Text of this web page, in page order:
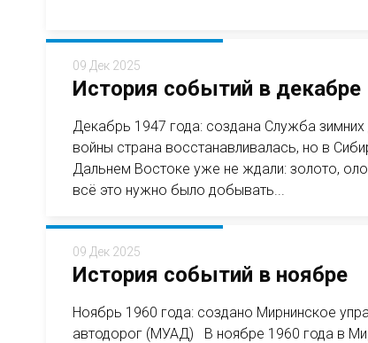
09 Дек 2025
История событий в декабре
Декабрь 1947 года: создана Служба
войны страна восстанавливалась, но в
Дальнем Востоке уже не ждали: золото,
всё это нужно было добывать...
09 Дек 2025
История событий в ноябре
Ноябрь 1960 года: создано Мирнинское
автодорог (МУАД) В ноябре 1960 года в